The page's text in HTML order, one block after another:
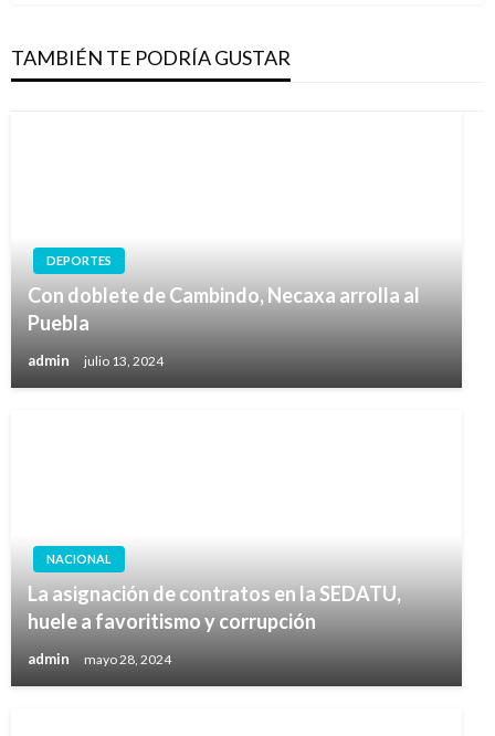
TAMBIÉN TE PODRÍA GUSTAR
DEPORTES
Con doblete de Cambindo, Necaxa arrolla al
Puebla
admin julio 13, 2024
NACIONAL
La asignación de contratos en la SEDATU,
huele a favoritismo y corrupción
admin mayo 28, 2024